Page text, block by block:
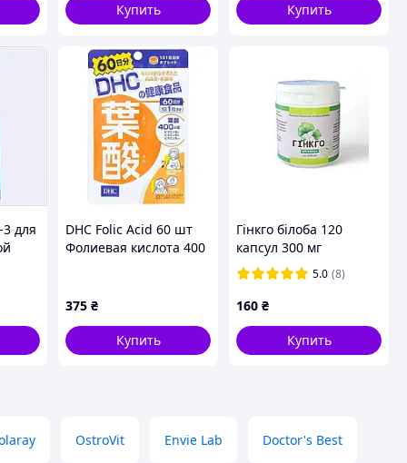
Купить
Купить
для
DHC Folic Acid 60 шт
Фолиевая кислота 400
375 ₴
Купить
Гінкго білоба 120
капсул 300 мг
5.0 (8)
160 ₴
Купить
OstroVit Envie Lab Doctor's Best